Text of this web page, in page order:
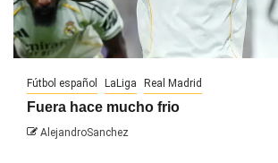
Fútbol español LaLiga Real Madrid
Fuera hace mucho frio
AlejandroSanchez